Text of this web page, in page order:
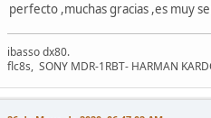
perfecto ,muchas gracias ,es muy
ibasso dx80.
flc8s, SONY MDR-1RBT- HARMAN